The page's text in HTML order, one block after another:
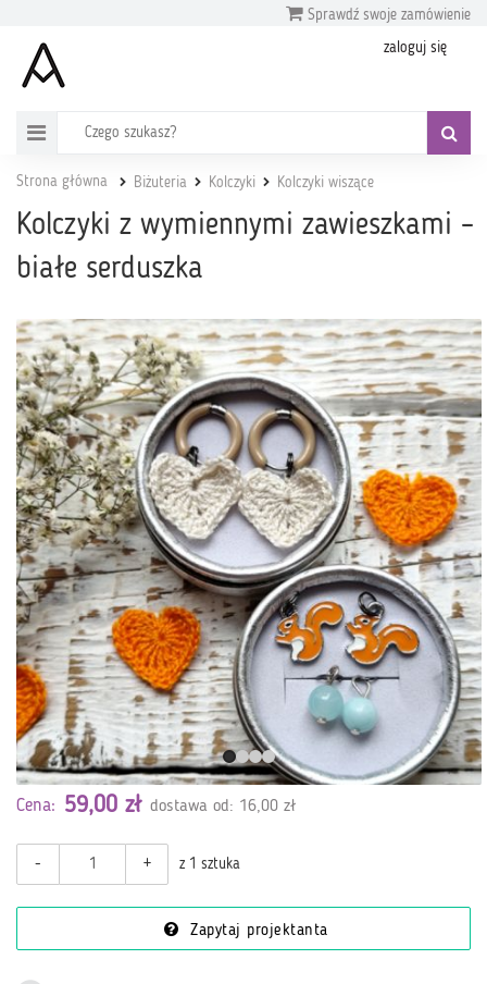
Sprawdź swoje zamówienie
zaloguj się
Strona główna Biżuteria Kolczyki Kolczyki wiszące
Kolczyki z wymiennymi zawieszkami –
białe serduszka
Cena: 59,00 zł dostawa od: 16,00 zł
- + z 1 sztuka
Zapytaj projektanta